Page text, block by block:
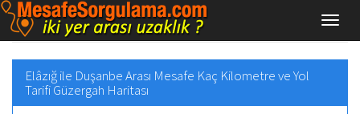
Elâzığ ile Duşanbe Arası Mesafe Kaç Kilometre ve Yol
Tarifi Güzergah Haritası